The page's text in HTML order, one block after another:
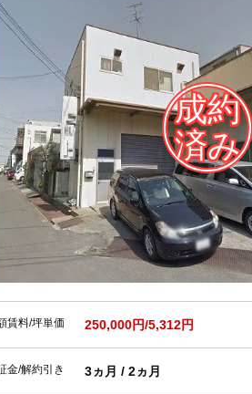
賃料/坪単価 250,000円/5,312円
金/解約引き 3ヵ月 / 2ヵ月